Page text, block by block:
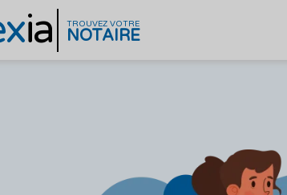
ia TROUVEZ VOTRE
NOTAIRE